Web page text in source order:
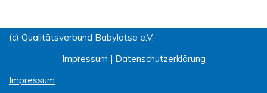
(c) Qualitätsverbund Babylotse e.V.
Impressum | Datenschutzerklärung
Impressum